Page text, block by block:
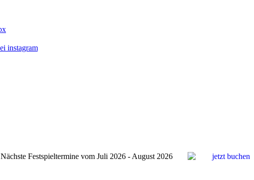
Nächste Festspieltermine vom Juli 2026 - August 2026